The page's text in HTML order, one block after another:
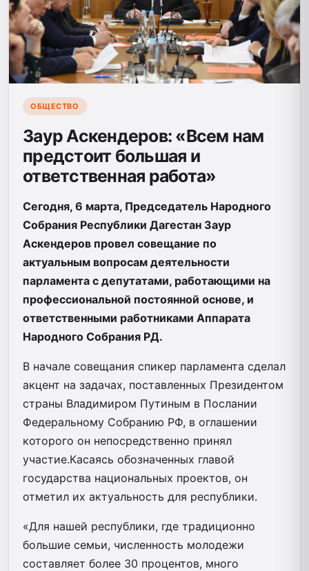
ОБЩЕСТВО
Заур Аскендеров: «Всем нам
предстоит большая и
ответственная работа»
Сегодня, 6 марта, Председатель Народного
Собрания Республики Дагестан Заур
Аскендеров провел совещание по
актуальным вопросам деятельности
парламента с депутатами, работающими на
профессиональной постоянной основе, и
ответственными работниками Аппарата
Народного Собрания РД.
В начале совещания спикер парламента сделал
акцент на задачах, поставленных Президентом
страны Владимиром Путиным в Послании
Федеральному Собранию РФ, в оглашении
которого он непосредственно принял
участие.Касаясь обозначенных главой
государства национальных проектов, он
отметил их актуальность для республики.
«Для нашей республики, где традиционно
большие семьи, численность молодежи
составляет более 30 процентов, много